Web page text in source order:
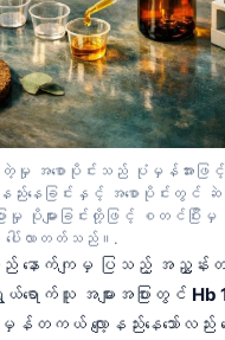
မှု အစောပိုင်းသည် ပုံမှန်အားဖြင့်
နည်းနေခြင်းနှင့် အစောပိုင်းတွင်
မှု ပိုများခြင်းတို့ဖြင့် စတင်ပြီးမှ အ
ပေါ်လာတတ်သည်။.
ည် နောက်ကျမှ ပြသည့် အညွှန်
ာက်သူ အများအပြားတွင် Hb
တကယ် လျော့နည်းနေသော်လည်